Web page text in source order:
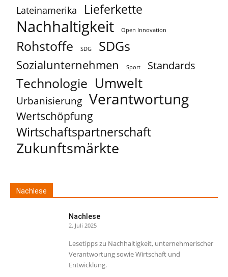
Lateinamerika Lieferkette
Nachhaltigkeit Open Innovation
Rohstoffe SDG SDGs
Sozialunternehmen Sport Standards
Technologie Umwelt
Urbanisierung Verantwortung
Wertschöpfung
Wirtschaftspartnerschaft
Zukunftsmärkte
Nachlese
Nachlese
2. Juli 2025
Lesetipps zu Nachhaltigkeit, unternehmerischer
Verantwortung sowie Wirtschaft und
Entwicklung.